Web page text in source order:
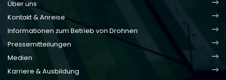
Über uns
Kontakt & Anreise
Informationen zum Betrieb von Drohnen
Pressemitteilungen
Medien
Karriere & Ausbildung